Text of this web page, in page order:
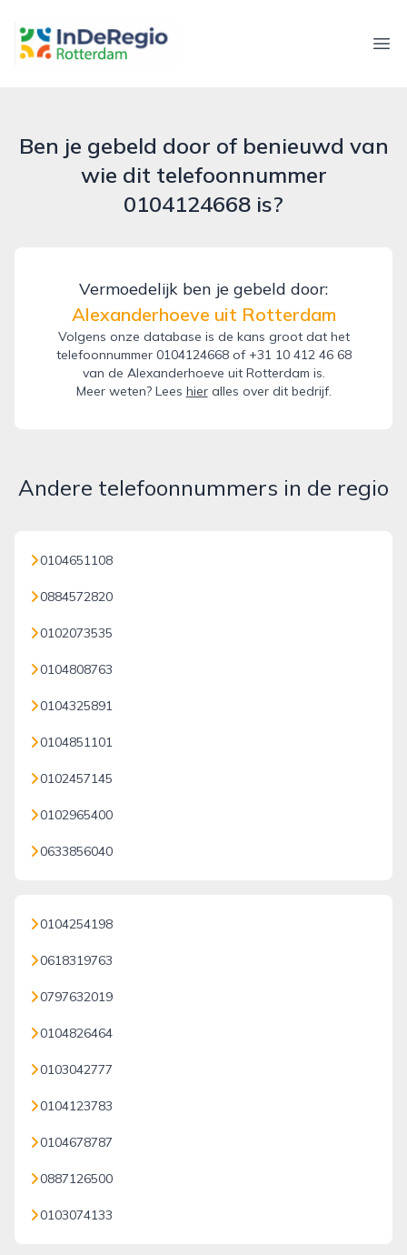
inderegiorotterdam.nl
Ben je gebeld door of benieuwd van
wie dit telefoonnummer
0104124668 is?
Vermoedelijk ben je gebeld door:
Alexanderhoeve uit Rotterdam
Volgens onze database is de kans groot dat het
telefoonnummer 0104124668 of +31 10 412 46 68
van de Alexanderhoeve uit Rotterdam is.
Meer weten? Lees hieralles over dit bedrijf.
Andere telefoonnummers in de regio
0104651108
0884572820
0102073535
0104808763
0104325891
0104851101
0102457145
0102965400
0633856040
0104254198
0618319763
0797632019
0104826464
0103042777
0104123783
0104678787
0887126500
0103074133